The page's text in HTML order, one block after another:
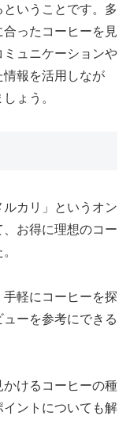
いうことです。多
ったコーヒーを見
ュニケーションや
報を活用しなが
ょう。
カリ」というオン
お得に理想のコー
軽にコーヒーを探
ーを参考にできる
けるコーヒーの種
ントについても解